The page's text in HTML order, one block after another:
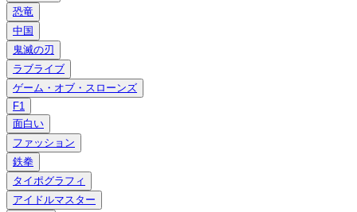
恐竜
中国
鬼滅の刃
ラブライブ
ゲーム・オブ・スローンズ
F1
面白い
ファッション
鉄拳
タイポグラフィ
アイドルマスター